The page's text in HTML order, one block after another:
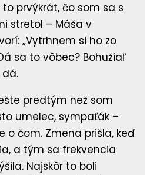
prvýkrát, čo som sa s
stretol – Máša v
„Vytrhnem si ho zo
sa to vôbec? Bohužiaľ
dá.
predtým než som
umelec, sympaťák –
o čom. Zmena prišla, keď
a tým sa frekvencia
Najskôr to boli